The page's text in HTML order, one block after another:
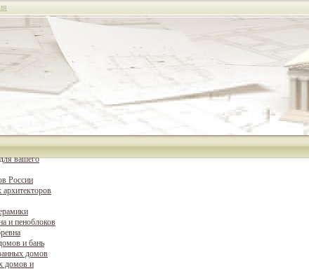
вашего
России
и пеноблоков
и бань
домов
домов и